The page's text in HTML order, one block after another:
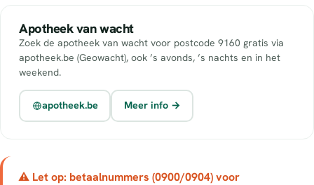
Apotheek van wacht
Zoek de apotheek van wacht voor postcode 9160 gratis via
apotheek.be (Geowacht), ook ’s avonds, ’s nachts en in het
weekend.
apotheek.be Meer info →
⚠ Let op: betaalnummers (0900/0904) voor